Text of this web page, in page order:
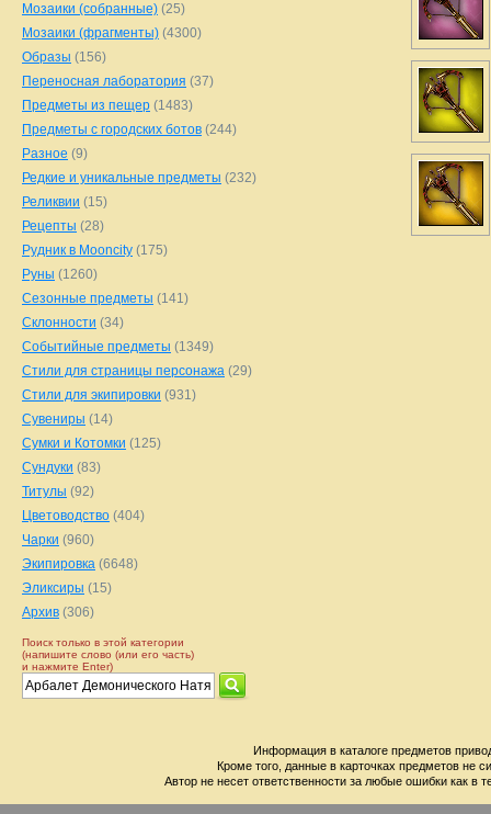
Мозаики (собранные) (25)
Мозаики (фрагменты) (4300)
Образы (156)
Переносная лаборатория (37)
Предметы из пещер (1483)
Предметы с городских ботов (244)
Разное (9)
Редкие и уникальные предметы (232)
Реликвии (15)
Рецепты (28)
Рудник в Mooncity (175)
Руны (1260)
Сезонные предметы (141)
Склонности (34)
Событийные предметы (1349)
Стили для страницы персонажа (29)
Стили для экипировки (931)
Сувениры (14)
Сумки и Котомки (125)
Сундуки (83)
Титулы (92)
Цветоводство (404)
Чарки (960)
Экипировка (6648)
Эликсиры (15)
Архив (306)
Поиск только в этой категории
(напишите слово (или его часть)
и нажмите Enter)
Информация в каталоге предметов
Кроме того, данные в карточках предметов не
Автор не несет ответственности за любые ошибки как в